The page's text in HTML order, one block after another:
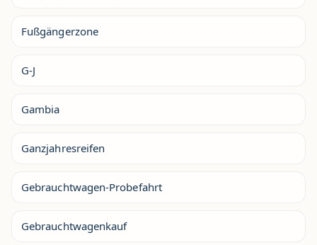
Fußgängerzone
G-J
Gambia
Ganzjahresreifen
Gebrauchtwagen-Probefahrt
Gebrauchtwagenkauf